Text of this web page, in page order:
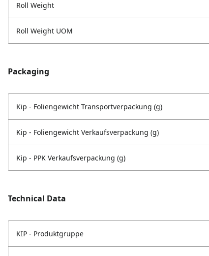
Roll Weight
Roll Weight UOM
Packaging
Kip - Foliengewicht Transportverpackung (g)
Kip - Foliengewicht Verkaufsverpackung (g)
Kip - PPK Verkaufsverpackung (g)
Technical Data
KIP - Produktgruppe